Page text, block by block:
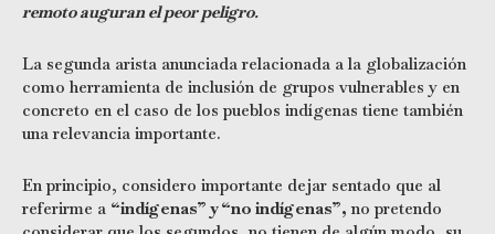
remoto auguran el peor peligro.
La segunda arista anunciada relacionada a la globalización
como herramienta de inclusión de grupos vulnerables y en
concreto en el caso de los pueblos indígenas tiene también
una relevancia importante.
En principio, considero importante dejar sentado que al
referirme a “indígenas” y “no indígenas”, no pretendo